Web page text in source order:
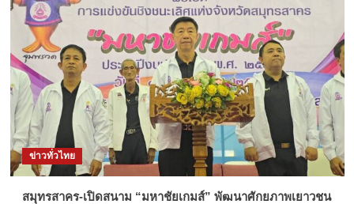
ข่าวทั่วไทย
สมุทรสาคร-เปิดสนาม “มหาชัยเกมส์” พัฒนาศักยภาพเยาวชน